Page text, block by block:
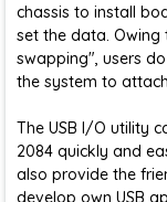
chassis to install
set the data. Owing
swapping", users
the system to
The USB I/O utility
2084 quickly and
also provide the
develop own USB